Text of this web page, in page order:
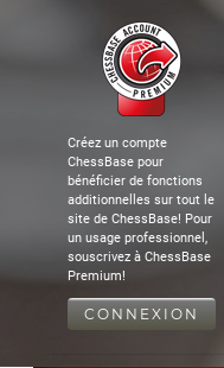
Créez un compte
ChessBase pour
bénéficier de fonctions
additionnelles sur tout le
site de ChessBase! Pour
un usage professionnel,
souscrivez à ChessBase
Premium!
CONNEXION